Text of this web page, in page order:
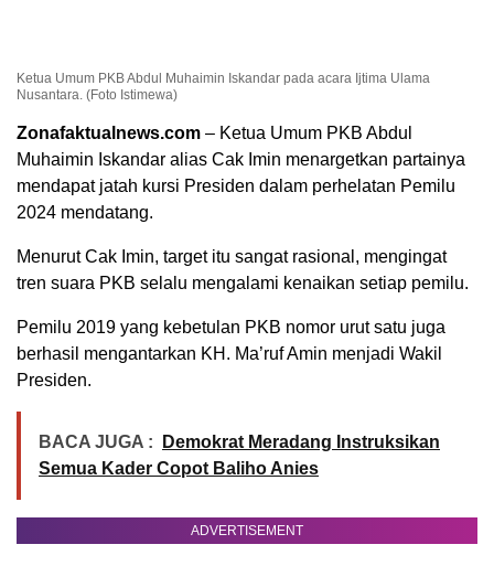
Ketua Umum PKB Abdul Muhaimin Iskandar pada acara Ijtima Ulama
Nusantara. (Foto Istimewa)
Zonafaktualnews.com – Ketua Umum PKB Abdul
Muhaimin Iskandar alias Cak Imin menargetkan partainya
mendapat jatah kursi Presiden dalam perhelatan Pemilu
2024 mendatang.
Menurut Cak Imin, target itu sangat rasional, mengingat
tren suara PKB selalu mengalami kenaikan setiap pemilu.
Pemilu 2019 yang kebetulan PKB nomor urut satu juga
berhasil mengantarkan KH. Ma’ruf Amin menjadi Wakil
Presiden.
BACA JUGA :
Demokrat Meradang Instruksikan
Semua Kader Copot Baliho Anies
ADVERTISEMENT